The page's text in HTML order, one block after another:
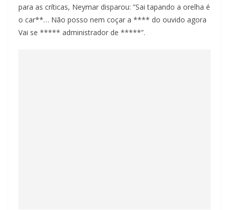
para as críticas, Neymar disparou: ”Sai tapando a orelha é
o car**… Não posso nem coçar a **** do ouvido agora
Vai se ***** administrador de *****”.